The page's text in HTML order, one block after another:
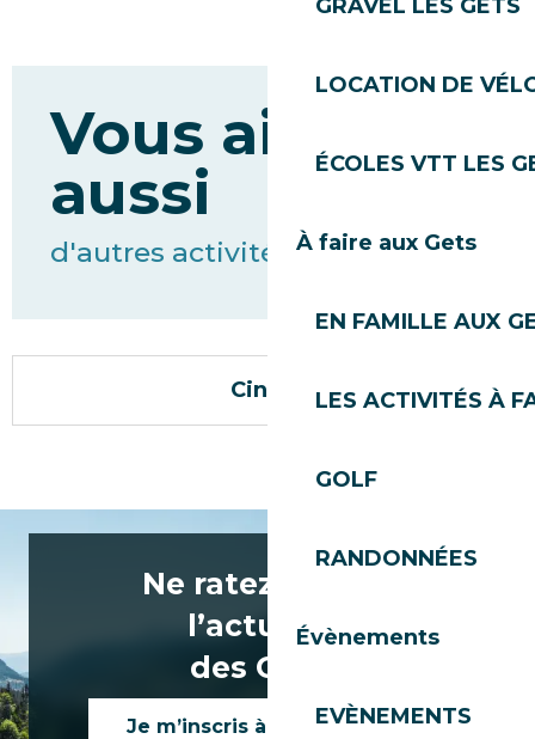
GRAVEL LES GETS
LOCATION DE
ÉCOLES VTT LES
À faire aux Gets
EN FAMILLE AUX
LES ACTIVITÉS À
GOLF
RANDONNÉES
Évènements
EVÈNEMENTS
Vous aimerez
aussi
d'autres activités
Cinéma
Ne ratez rien de
l’actualité
des Gets !
Je m’inscris à la newsletter